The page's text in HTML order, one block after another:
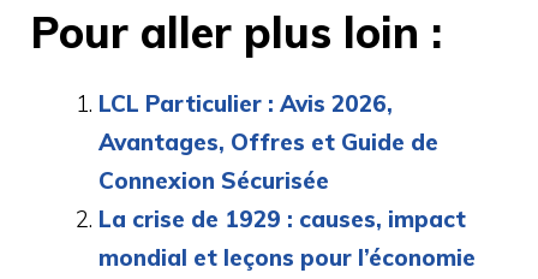
Pour aller plus loin :
LCL Particulier : Avis 2026,
Avantages, Offres et Guide de
Connexion Sécurisée
La crise de 1929 : causes, impact
mondial et leçons pour l’économie